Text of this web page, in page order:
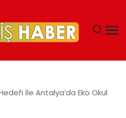
İle Antalya’da Eko Okul